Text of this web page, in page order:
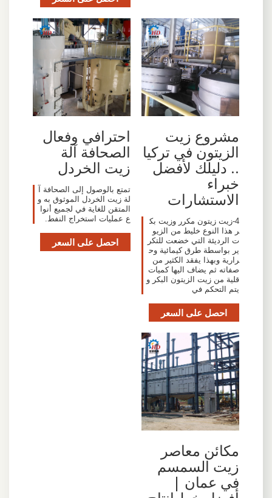
مشروع زيت
الزيتون في تركيا
.. دليلك لأفضل
خبراء
الاستشارات
4-زيت زيتون مكرر وزيت بك
ر هذا النوع خليط من الزيو
ت الرديئة التي خضعت للتكر
ير بواسطة طرق كيمائية وح
رارية وبهذا يفقد الكثير من
صفاته ثم يضاف اليها كميات
قلية من زيت الزيتون البكر و
يتم التحكم في
احصل على السعر
احترافي وفعال
الصحافة آلة
زيت الخردل
تمتع بالوصول إلى الصحافة آ
لة زيت الخردل الموثوق به و
المتقن للغاية في لجميع أنوا
ع عمليات استخراج النفط.
احصل على السعر
مكائن معاصر
زيت السمسم
في عمان |